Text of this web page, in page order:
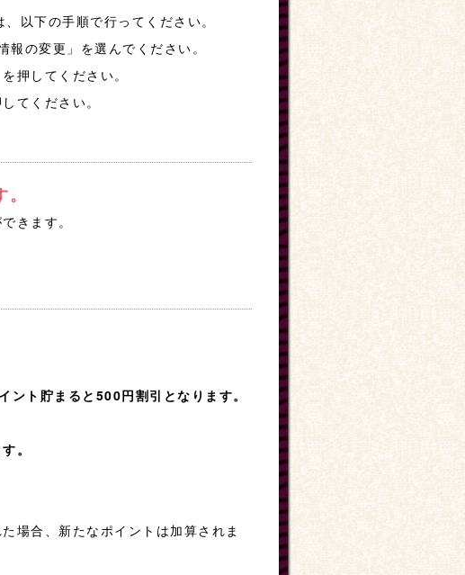
以下の手順で行ってください。
の変更」を選んでください。
押してください。
てください。
きます。
ト貯まると500円割引となります。
。
場合、新たなポイントは加算されま